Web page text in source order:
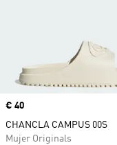
Precio
€ 40
CHANCLA CAMPUS 00S
Mujer Originals